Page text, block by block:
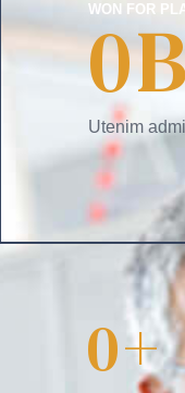
WON FOR
0
Utenim
0+